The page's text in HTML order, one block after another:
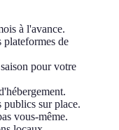
à l'avance.
de
pour votre
publics sur place.
vous-même.